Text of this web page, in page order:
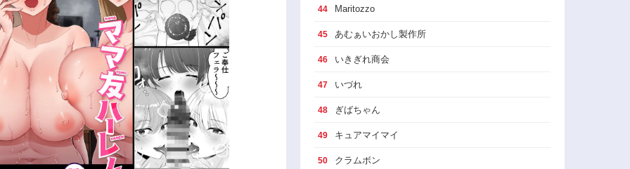
44 Maritozzo
45 あむぁいおかし製作所
46 いきぎれ商会
47 いづれ
48 ぎばちゃん
49 キュアマイマイ
50 クラムボン